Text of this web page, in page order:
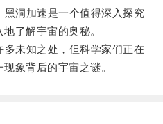
洞加速是一个值得深入探究
了解宇宙的奥秘。
未知之处，但科学家们正在
象背后的宇宙之谜。